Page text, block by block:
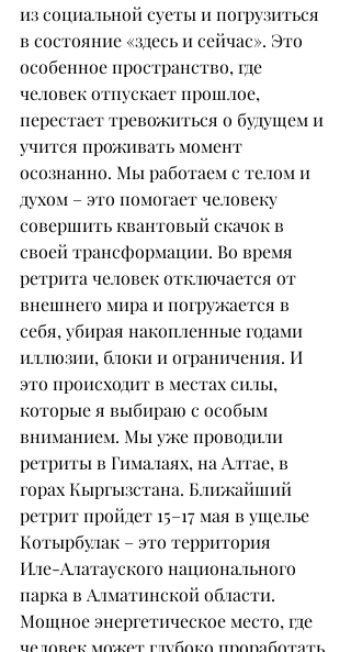
из социальной суеты и погрузиться
в состояние «здесь и сейчас». Это
особенное пространство, где
человек отпускает прошлое,
перестает тревожиться о будущем и
учится проживать момент
осознанно. Мы работаем с телом и
духом – это помогает человеку
совершить квантовый скачок в
своей трансформации. Во время
ретрита человек отключается от
внешнего мира и погружается в
себя, убирая накопленные годами
иллюзии, блоки и ограничения. И
это происходит в местах силы,
которые я выбираю с особым
вниманием. Мы уже проводили
ретриты в Гималаях, на Алтае, в
горах Кыргызстана. Ближайший
ретрит пройдет 15–17 мая в ущелье
Котырбулак – это территория
Иле-Алатауского национального
парка в Алматинской области.
Мощное энергетическое место, где
человек может глубоко проработать